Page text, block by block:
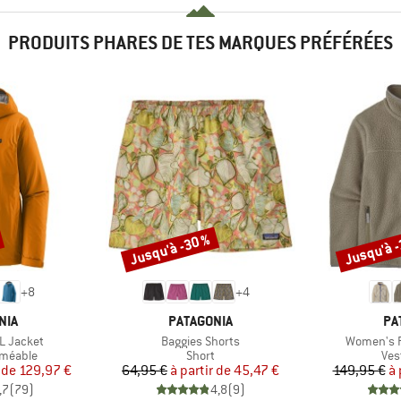
PRODUITS PHARES DE TES MARQUES PRÉFÉRÉES
+8
Jacket
réduit
129,97 €
(79)
+4
MARQUE
PATAGONIA
Article
Baggies Shorts
Product group
Short
Prix
64,95 € Prix réduit
à partir de45,47 €
4,8(9)
Remise
Jusqu'à -30 %
Article
Women's
149,95 € à
Remise
Jusqu'à